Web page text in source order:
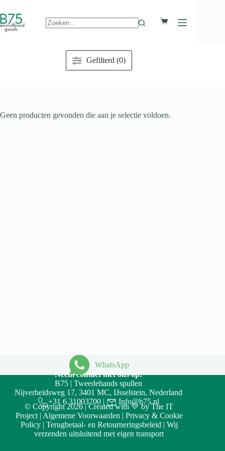
naar
de
inhoud
Decline
Winkelwagen
Gefilterd (0)
Geen producten gevonden die aan je selectie voldoen.
WhatsApp
Neem contact met ons op!
B75 | Tweedehands spullen
Nijverheidsweg 17, 3401 MC, IJsselstein, Nederland
+31 6 31003700| Info@b75.nl
© Copyright 2026 | Created with 💛 byThe IT
Project| Algemene Voorwaarden | Privacy & Cookie
Policy| Terugbetaal- en Retourneringsbeleid | Wij
verzenden uitsluitend met eigen transport